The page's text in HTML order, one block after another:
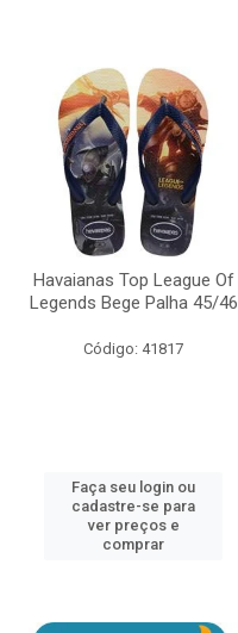
Havaianas Top League Of
Legends Bege Palha 45/46
Código: 41817
Faça seu login ou
cadastre-se para
ver preços e
comprar